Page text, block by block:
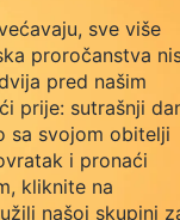
nisu ni
oni mogli
sebe, pažljivo
samo pokoriti
On
Onrado i
dolazi iz
sve više
proročanstva
pred našim
prije: sutrašnji
sa svojom obitelji
i pronaći
kliknite na
našoj skupini